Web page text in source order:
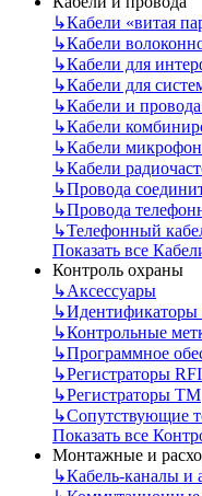
↳Кабели «витая
↳Кабели
↳Кабели для
↳Кабели для
↳Кабели и
↳Кабели
↳Кабели
↳Кабели
↳Провода
↳Провода
↳Телефонный
Показать все
Контроль охраны
↳Аксессуары
↳Идентификаторы
↳Контрольные
↳Программное
↳Регистраторы
↳Регистраторы ТМ
↳Сопутствующие
Показать все
Монтажные и
↳Кабель-каналы и